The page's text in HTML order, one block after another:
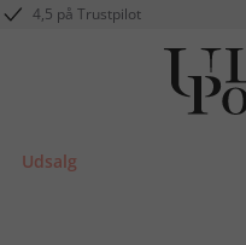
4,5 på Trustpilot
Udsalg